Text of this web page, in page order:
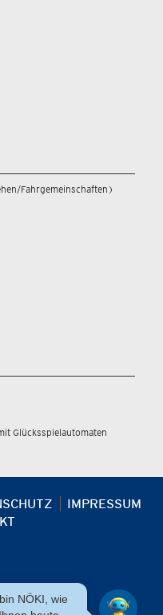
Fahrgemeinschaften)
Glücksspielautomaten
IMPRESSUM
NÖKI, wie